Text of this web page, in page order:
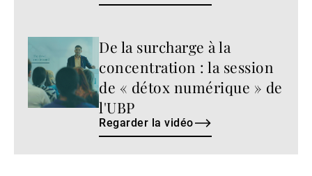
Regarder
la
vidéo
De la surcharge à la
concentration : la session
de « détox numérique » de
l'UBP
Regarder la vidéo